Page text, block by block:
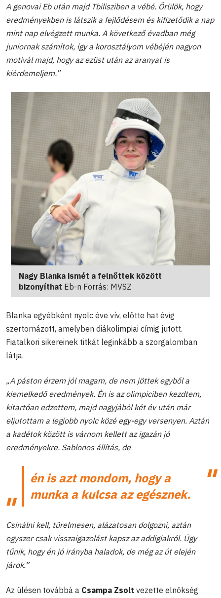
A genovai Eb után majd Tbilisziben a vébé. Örülök, hogy
eredményekben is látszik a fejlődésem és kifizetődik a nap
mint nap elvégzett munka. A következő évadban még
juniornak számítok, így a korosztályom vébéjén nagyon
motivál majd, hogy az ezüst után az aranyat is
kiérdemeljem.”
Nagy Blanka ismét a felnőttek között
bizonyíthat Eb-n Forrás: MVSZ
Blanka egyébként nyolc éve vív, előtte hat évig
szertornázott, amelyben diákolimpiai címig jutott.
Fiatalkori sikereinek titkát leginkább a szorgalomban
látja.
„A páston érzem jól magam, de nem jöttek egyből a
kiemelkedő eredmények. Én is az olimpiciben kezdtem,
kitartóan edzettem, majd nagyjából két év után már
eljutottam a legjobb nyolc közé egy-egy versenyen. Aztán
a kadétok között is várnom kellett az igazán jó
eredményekre. Sablonos állítás, de
én is azt mondom, hogy a
munka a kulcsa az egésznek.
Csinálni kell, türelmesen, alázatosan dolgozni, aztán
egyszer csak visszaigazolást kapsz az addigiakról. Úgy
tűnik, hogy én jó irányba haladok, de még az út elején
járok.”
Az ülésen továbbá a Csampa Zsolt vezette elnökség